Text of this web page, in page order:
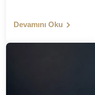
Devamını Oku